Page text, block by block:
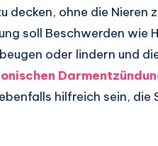
ohne die Nieren
soll Beschwerden wie
oder lindern und
hilfreich sein, die